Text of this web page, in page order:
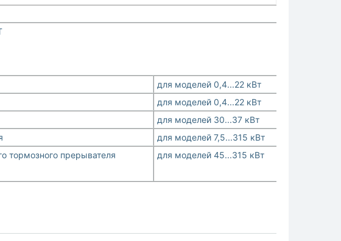
для моделей 0,4...22 кВт
для моделей 0,4...22 кВт
для моделей 30...37 кВт
для моделей 7,5...315 кВт
тормозного прерывателя
для моделей 45...315 кВт